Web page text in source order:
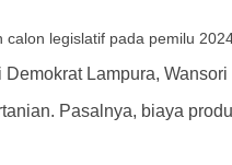
legislatif pada pemilu
Lampura,
Pasalnya, biaya